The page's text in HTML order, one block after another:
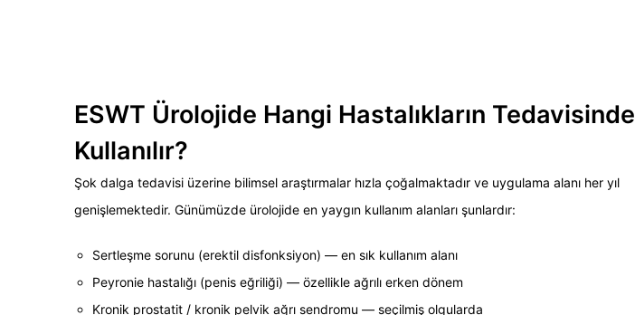
ESWT Ürolojide Hangi Hastalıkların Tedavisinde
Kullanılır?
Şok dalga tedavisi üzerine bilimsel araştırmalar hızla çoğalmaktadır ve uygulama alanı her yıl
genişlemektedir. Günümüzde ürolojide en yaygın kullanım alanları şunlardır:
Sertleşme sorunu (erektil disfonksiyon) — en sık kullanım alanı
Peyronie hastalığı (penis eğriliği) — özellikle ağrılı erken dönem
Kronik prostatit / kronik pelvik ağrı sendromu — seçilmiş olgularda